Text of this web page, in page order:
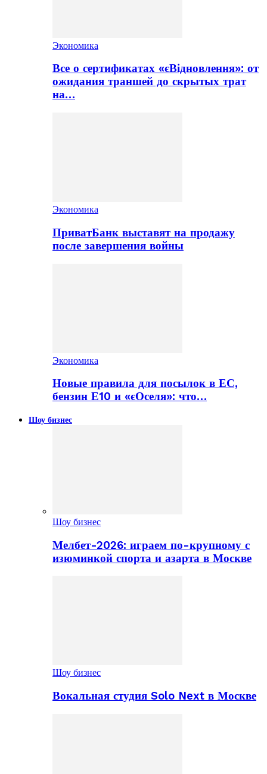
Экономика
Все о сертификатах «єВідновлення»: от
ожидания траншей до скрытых трат
на…
Экономика
ПриватБанк выставят на продажу
после завершения войны
Экономика
Новые правила для посылок в ЕС,
бензин Е10 и «єОселя»: что…
Шоу бизнес
Шоу бизнес
Мелбет-2026: играем по-крупному с
изюминкой спорта и азарта в Москве
Шоу бизнес
Вокальная студия Solo Next в Москве